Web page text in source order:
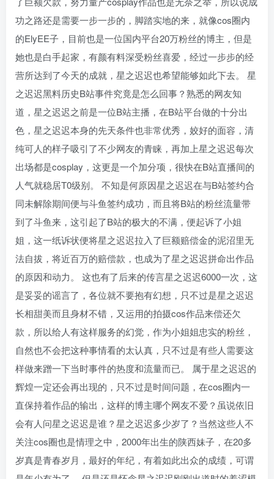
功之路还是需要一步一步的，脚踏实地的来，就像cos圈内
的ElyEE子，目前也是一位国内平台20万粉丝的博主，但是
她也是白手起家，有颜有料深受粉丝喜爱，经过一步步的经
营所达到了今天的成就，星之迟迟也希望能够如此下去。 星
之迟迟黑料历史B站事件究竟是怎么回事？熟悉的网友知
道，星之迟迟之前是一位B站主播，在B站平台做的十分出
色，星之迟迟本身的先天条件也非常优秀，姣好的面容，清
纯可人的样子吸引了不少网友的青睐，再加上星之迟迟每次
出场都是cosplay，这更是一个加分项，很快在B站直播间的
人气就稳居T0级别。 不知是何原因星之迟迟在与B站签约合
同未解除期间便与斗鱼签约成功，而且将B站的粉丝流量带
到了斗鱼来，这引起了B站的极大的不满，便起诉了小姐
姐，这一纸诉状便将星之迟迟拉入了巨额赔偿金的泥沼里无
法自拔，将近百万的赔偿款，也成为了星之迟迟拼命出作品
的原因和动力。 这也有了后来的传言星之迟迟6000一次，这
是妥妥的谣言了，各位就不要抱有幻想，只不过是星之迟迟
长相甜美而且身材不错，又运用的拍摄cos作品来偿还欠
款，所以给人有这样服务的幻觉，作为小姐姐忠实的粉丝，
自然也不会把这种事情看的太认真，只不过是有些人需要这
样做来蹭一下当时事件的热度和流量而已。 属于星之迟迟的
辉煌一定还会再出现的，只不过是时间问题，在cos圈内一
直保持着作品的输出，这样的博主哪个网友不爱？虽说依旧
会有人问星之迟迟是谁？星之迟迟多少岁了？当然这些人不
关注cos圈也是情理之中，2000年出生的陕西妹子，在20多
岁真是青春岁月，最好的年纪，有着如此出众的成绩，可谓